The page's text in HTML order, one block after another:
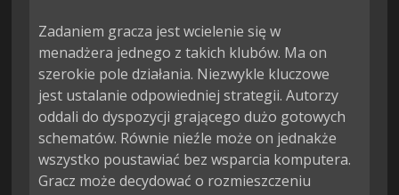
Zadaniem gracza jest wcielenie się w
menadżera jednego z takich klubów. Ma on
szerokie pole działania. Niezwykle kluczowe
jest ustalanie odpowiedniej strategii. Autorzy
oddali do dyspozycji grającego dużo gotowych
schematów. Równie nieźle może on jednakże
wszystko poustawiać bez wsparcia komputera.
Gracz może decydować o rozmieszczeniu